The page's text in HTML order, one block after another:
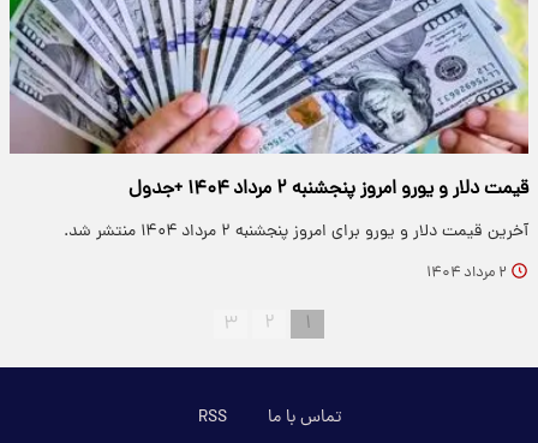
قیمت دلار و یورو امروز پنجشنبه ۲ مرداد ۱۴۰۴ +جدول
آخرین قیمت دلار و یورو برای امروز پنجشنبه ۲ مرداد ۱۴۰۴ منتشر شد.
۲ مرداد ۱۴۰۴
۱ ۲ ۳
تماس با ما RSS